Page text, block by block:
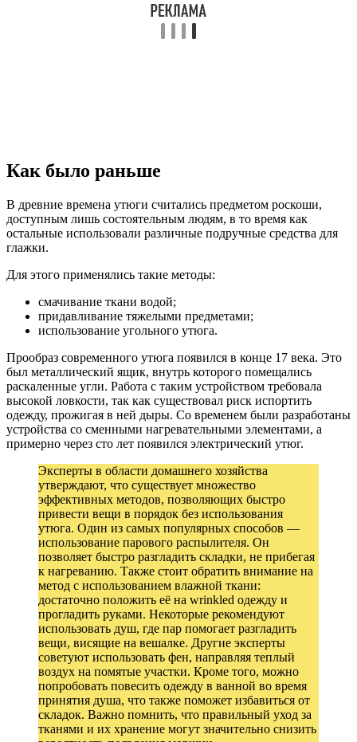
Как было раньше
В древние времена утюги считались предметом роскоши,
доступным лишь состоятельным людям, в то время как
остальные использовали различные подручные средства для
глажки.
Для этого применялись такие методы:
смачивание ткани водой;
придавливание тяжелыми предметами;
использование угольного утюга.
Прообраз современного утюга появился в конце 17 века. Это
был металлический ящик, внутрь которого помещались
раскаленные угли. Работа с таким устройством требовала
высокой ловкости, так как существовал риск испортить
одежду, прожигая в ней дыры. Со временем были разработаны
устройства со сменными нагревательными элементами, а
примерно через сто лет появился электрический утюг.
Эксперты в области домашнего хозяйства
утверждают, что существует множество
эффективных методов, позволяющих быстро
привести вещи в порядок без использования
утюга. Один из самых популярных способов —
использование парового распылителя. Он
позволяет быстро разгладить складки, не прибегая
к нагреванию. Также стоит обратить внимание на
метод с использованием влажной ткани:
достаточно положить её на wrinkled одежду и
прогладить руками. Некоторые рекомендуют
использовать душ, где пар помогает разгладить
вещи, висящие на вешалке. Другие эксперты
советуют использовать фен, направляя теплый
воздух на помятые участки. Кроме того, можно
попробовать повесить одежду в ванной во время
принятия душа, что также поможет избавиться от
складок. Важно помнить, что правильный уход за
тканями и их хранение могут значительно снизить